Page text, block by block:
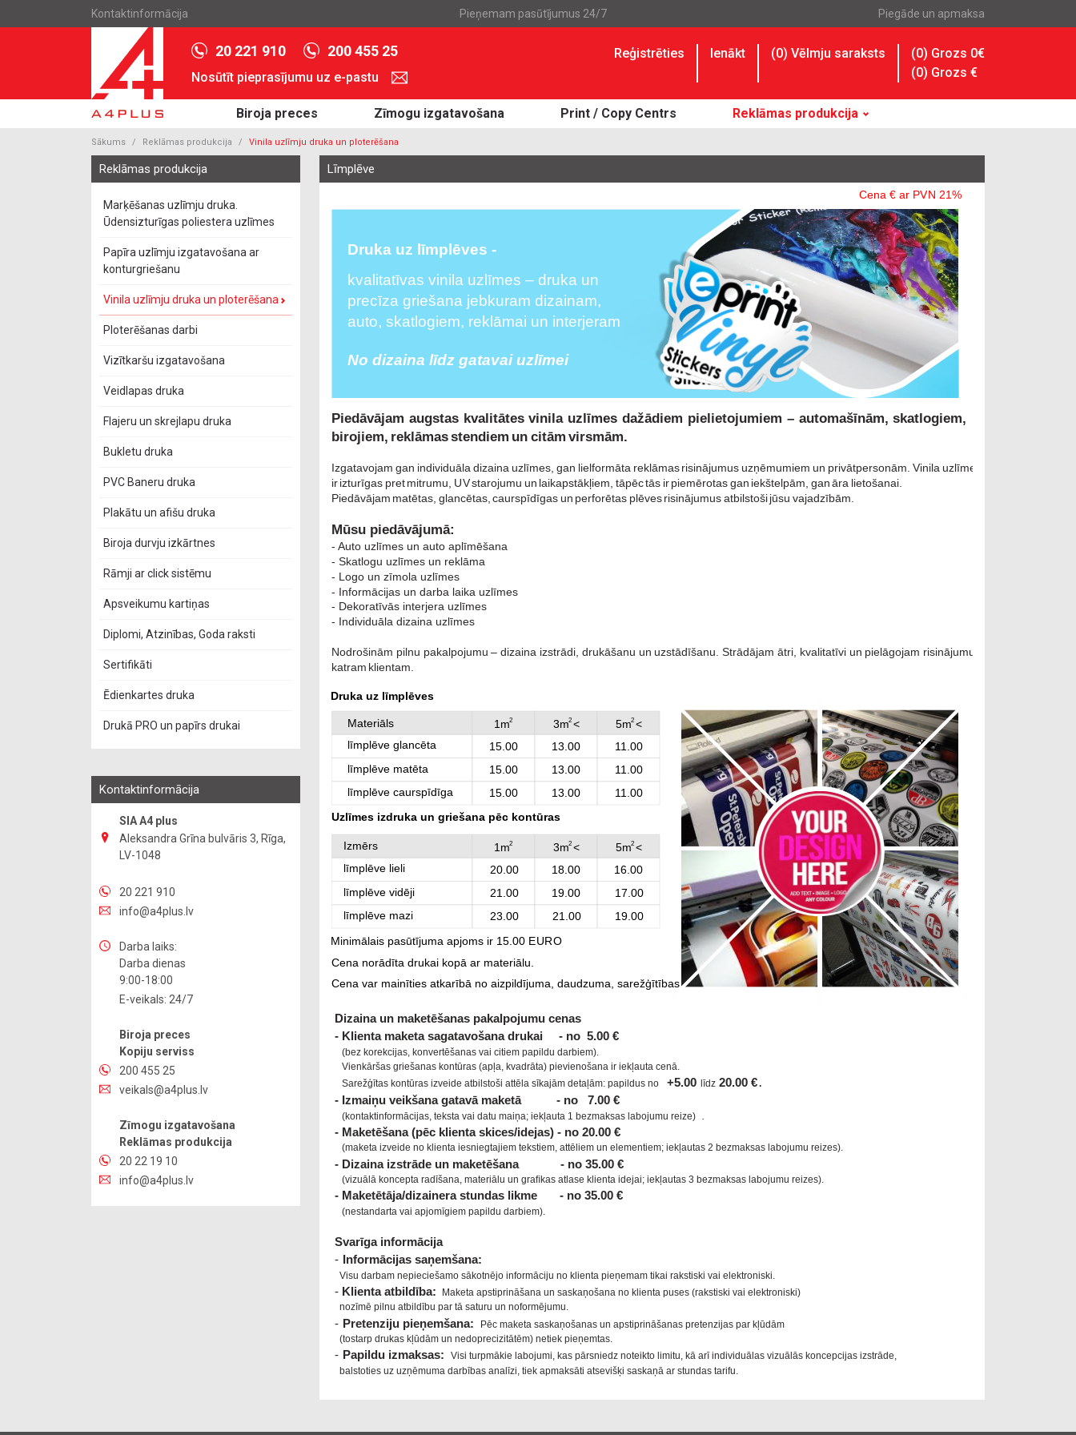
Kontaktinformācija Pieņemam pasūtījumus 24/7 Piegāde un apmaksa
20 221 910 200 455 25
Nosūtīt pieprasījumu uz e-pastu
Reģistrēties Ienākt (0) Vēlmju saraksts
(0) Grozs 0€
(0) Grozs €
Biroja preces Zīmogu izgatavošana Print / Copy Centrs Reklāmas produkcija
Sākums Reklāmas produkcija Vinila uzlīmju druka un ploterēšana
Reklāmas produkcija
Marķēšanas uzlīmju druka.
Ūdensizturīgas poliestera uzlīmes
Papīra uzlīmju izgatavošana ar
konturgriešanu
Vinila uzlīmju druka un ploterēšana
Ploterēšanas darbi
Vizītkaršu izgatavošana
Veidlapas druka
Flajeru un skrejlapu druka
Bukletu druka
PVC Baneru druka
Plakātu un afišu druka
Biroja durvju izkārtnes
Rāmji ar click sistēmu
Apsveikumu kartiņas
Diplomi, Atzinības, Goda raksti
Sertifikāti
Ēdienkartes druka
Drukā PRO un papīrs drukai
Kontaktinformācija
SIA A4 plus
Aleksandra Grīna bulvāris 3, Rīga,
LV-1048
20 221 910
info@a4plus.lv
Darba laiks:
Darba dienas
9:00-18:00
E-veikals: 24/7
Biroja preces
Kopiju serviss
200 455 25
veikals@a4plus.lv
Zīmogu izgatavošana
Reklāmas produkcija
20 22 19 10
info@a4plus.lv
Līmplēve